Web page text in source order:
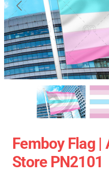
Femboy Flag
Store PN2101